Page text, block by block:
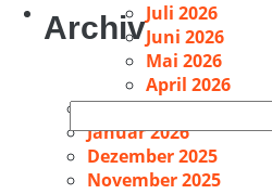
Suchen
nach:
ArchivJuli 2026
Juni 2026
Mai 2026
April 2026
Februar 2026
Januar 2026
Dezember 2025
November 2025